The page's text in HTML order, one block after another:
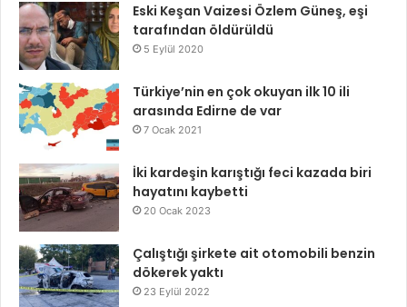
Eski Keşan Vaizesi Özlem Güneş, eşi
tarafından öldürüldü
5 Eylül 2020
Türkiye’nin en çok okuyan ilk 10 ili
arasında Edirne de var
7 Ocak 2021
İki kardeşin karıştığı feci kazada biri
hayatını kaybetti
20 Ocak 2023
Çalıştığı şirkete ait otomobili benzin
dökerek yaktı
23 Eylül 2022